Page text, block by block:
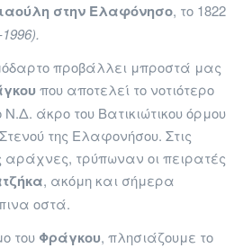
στην Ελαφόνησο, το 1822
προβάλλει μπροστά μας
που αποτελεί το νοτιότερο
Ν.Δ. άκρο του Βατικιώτικου όρμου
της Ελαφονήσου. Στις
αράχνες, τρύπωναν οι πειρατές
, ακόμη και σήμερα
οστά.
του Φράγκου, πλησιάζουμε το